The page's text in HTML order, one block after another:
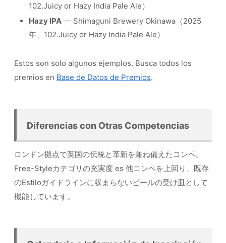
102.Juicy or Hazy India Pale Ale）
Hazy IPA — Shimaguni Brewery Okinawa（2025
年、102.Juicy or Hazy India Pale Ale）
Estos son solo algunos ejemplos. Busca todos los
premios en Base de Datos de Premios.
Diferencias con Otras Competencias
ロンドン拠点で英国の伝統と革新を兼ね備えたコンペ。
Free-Styleカテゴリの充実度 es 他コンペを上回り、既存
のEstiloガイドラインに収まらないビールの受け皿として
機能しています。